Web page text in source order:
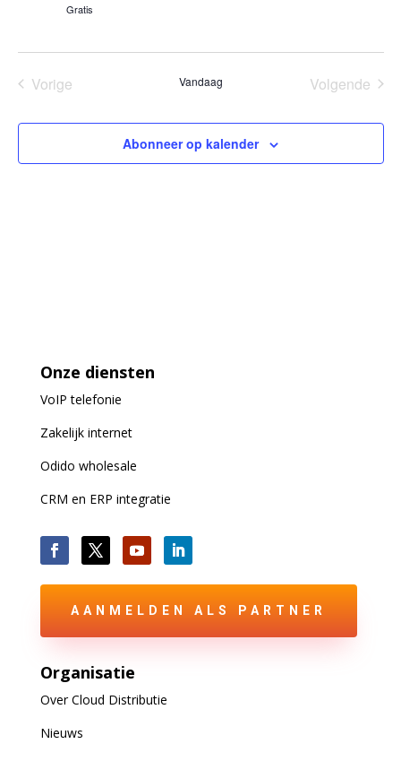
Gratis
Vorige
Vandaag
Volgende
Abonneer op kalender
Onze diensten
VoIPtelefonie
Zakelijk internet
Odido wholesale
CRM en ERP integratie
AANMELDEN ALS PARTNER
Organisatie
Over Cloud Distributie
Nieuws